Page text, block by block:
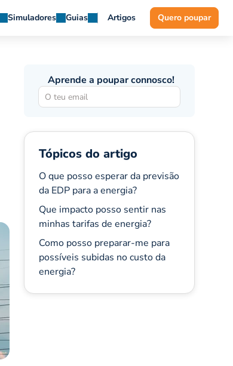
Simuladores Guias Artigos Quero poupar
Aprende a poupar connosco!
Tópicos do artigo
O que posso esperar da previsão
da EDP para a energia?
Que impacto posso sentir nas
minhas tarifas de energia?
Como posso preparar-me para
possíveis subidas no custo da
energia?